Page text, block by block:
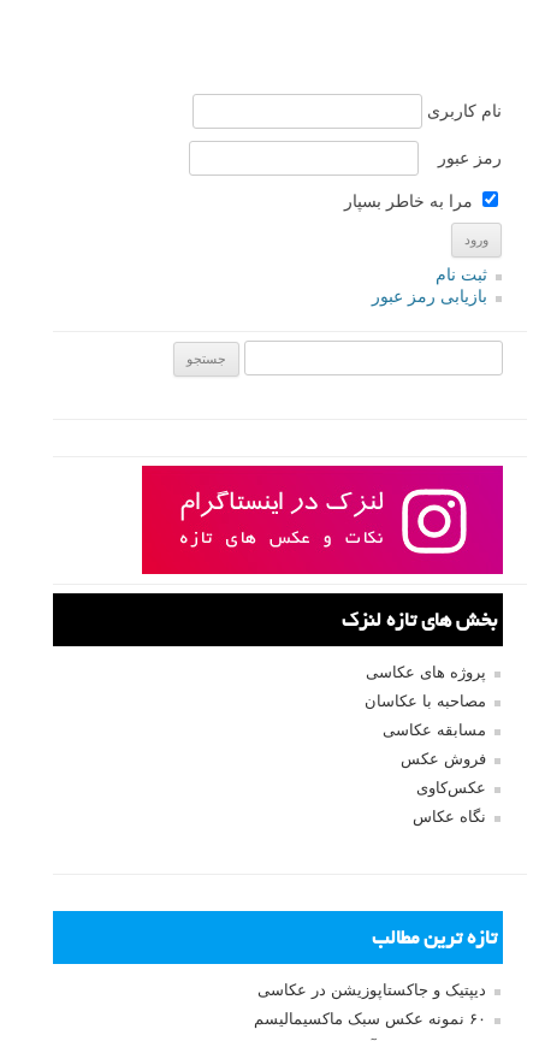
نام کاربری
رمز عبور
مرا به خاطر بسپار
ثبت نام
بازیابی رمز عبور
بخش های تازه لنزک
پروژه های عکاسی
مصاحبه با عکاسان
مسابقه عکاسی
فروش عکس
عکس‌کاوی
نگاه عکاس
تازه ترین مطالب
دیپتیک و جاکستا‌پوزیشن در عکاسی
۶۰ نمونه عکس سبک ماکسیمالیسم